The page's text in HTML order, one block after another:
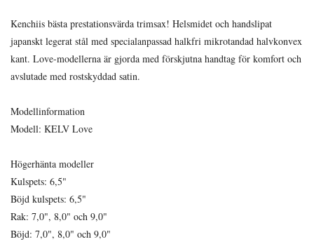
Kenchiis bästa prestationsvärda trimsax! Helsmidet och handslipat
japanskt legerat stål med specialanpassad halkfri mikrotandad halvkonvex
kant. Love-modellerna är gjorda med förskjutna handtag för komfort och
avslutade med rostskyddad satin.
Modellinformation
Modell: KELV Love
Högerhänta modeller
Kulspets: 6,5"
Böjd kulspets: 6,5"
Rak: 7,0", 8,0" och 9,0"
Böjd: 7,0", 8,0" och 9,0"